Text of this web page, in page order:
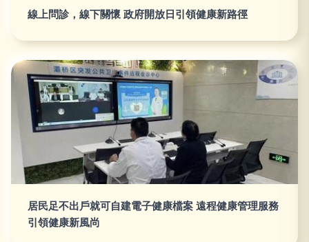
線上問診，線下關懷 政府開放日引領健康新路徑
居民足不出戶就可自建電子健康檔案 遠程健康管理服務
引領健康新風尚